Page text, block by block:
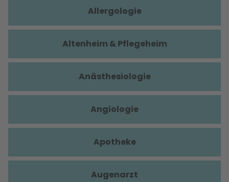
Allergologie
Altenheim & Pflegeheim
Anästhesiologie
Angiologie
Apotheke
Augenarzt